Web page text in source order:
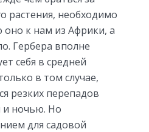
растения, необходимо
оно к нам из Африки, а
Гербера вполне
себя в средней
в том случае,
резких перепадов
и ночью. Но
для садовой